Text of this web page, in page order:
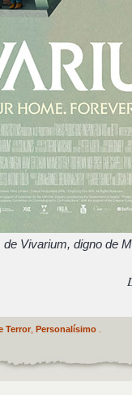
Vivarium, digno de
Terror, Personalísimo.